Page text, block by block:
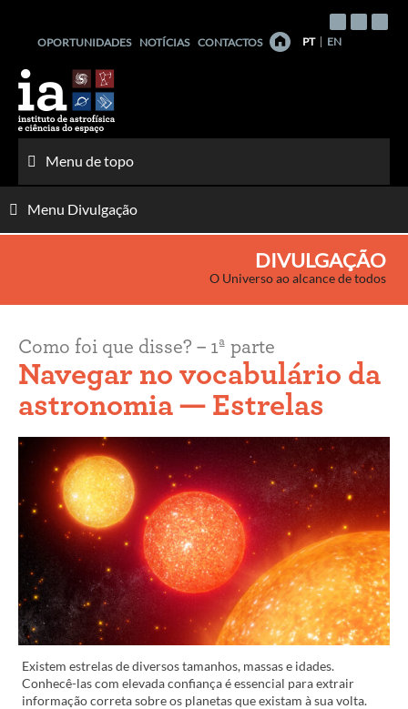
conteúdo
OPORTUNIDADES NOTÍCIAS CONTACTOS PT EN
Menu de topo
Menu Divulgação
DIVULGAÇÃO
O Universo ao alcance de todos
Como foi que disse? – 1ª parte
Navegar no vocabulário da
astronomia — Estrelas
Existem estrelas de diversos tamanhos, massas e idades.
Conhecê-las com elevada confiança é essencial para extrair
informação correta sobre os planetas que existam à sua volta.